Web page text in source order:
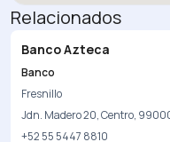
Relacionados
Banco Azteca
Banco
Fresnillo
Jdn. Madero 20, Centro,
+52 55 5447 8810